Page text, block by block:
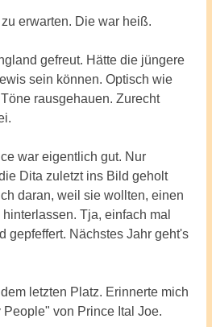
erwarten. Die war heiß.
gefreut. Hätte die jüngere
sein können. Optisch wie
rausgehauen. Zurecht
war eigentlich gut. Nur
Dita zuletzt ins Bild geholt
daran, weil sie wollten, einen
Tja, einfach mal
gepfeffert. Nächstes Jahr geht's
letzten Platz. Erinnerte mich
von Prince Ital Joe.